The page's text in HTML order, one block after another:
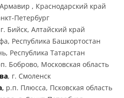
, Краснодарский край
Петербург
Бийск, Алтайский край
Республика Башкортостан
Республика Татарстан
Боброво, Московская область
, г. Смоленск
, р.п. Плюсса, Псковская область